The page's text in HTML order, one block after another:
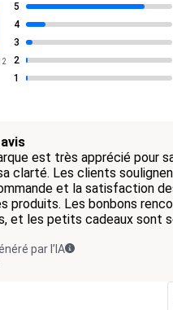
5
4
3
2
1
est très apprécié pour
clarté. Les clients
et la satisfaction
produits. Les bonbons
et les petits cadeaux sont
par l’IA